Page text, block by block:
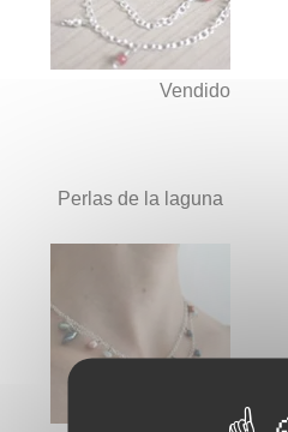
Vendido
Perlas de la laguna